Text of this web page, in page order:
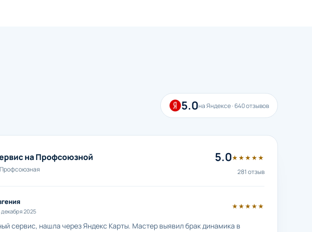
5.0на Яндексе · 640 отзывов
на Профсоюзной 5.0★★★★★
281 отзыв
декабря 2025
★★★★★
сервис, нашла через Яндекс Карты. Мастер выявил брак динамика в